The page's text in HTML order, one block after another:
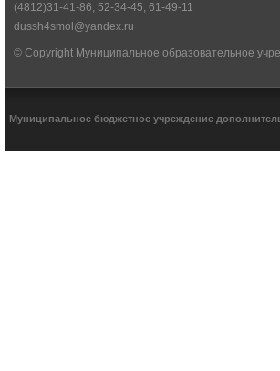
(4812)31-41-86; 52-34-45; 61-49-11
dussh4smol@yandex.ru
© Copyright Муниципальное образовательное
Муниципальное бюджетное учреждение